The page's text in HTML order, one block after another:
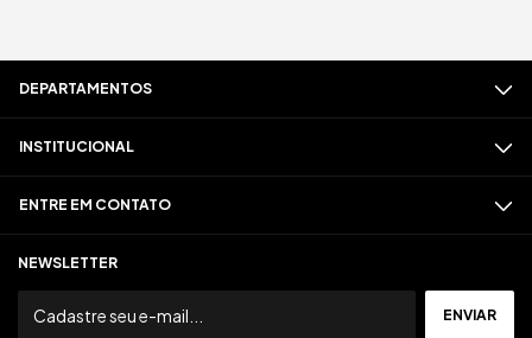
DEPARTAMENTOS
INSTITUCIONAL
ENTRE EM CONTATO
NEWSLETTER